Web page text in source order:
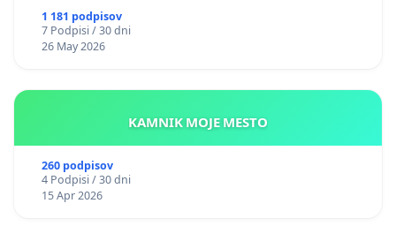
1 181 podpisov
7 Podpisi / 30 dni
26 May 2026
KAMNIK MOJE MESTO
260 podpisov
4 Podpisi / 30 dni
15 Apr 2026